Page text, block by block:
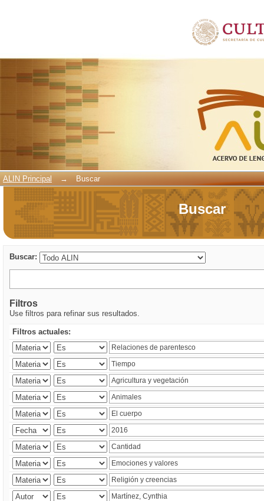
ALIN Principal → Buscar
Buscar
Buscar:
Filtros
Use filtros para refinar sus resultados.
Filtros actuales: